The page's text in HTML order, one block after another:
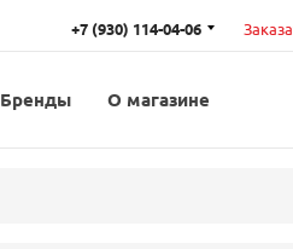
+7 (930) 114-04-06
Бренды О магазине